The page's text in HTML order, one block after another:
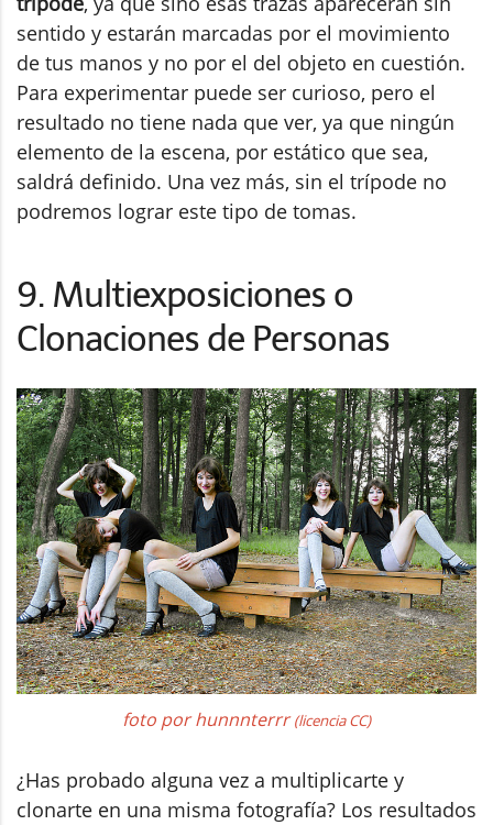
sentido y estarán marcadas por el movimiento
de tus manos y no por el del objeto en cuestión.
Para experimentar puede ser curioso, pero el
resultado no tiene nada que ver, ya que ningún
elemento de la escena, por estático que sea,
saldrá definido. Una vez más, sin el trípode no
podremos lograr este tipo de tomas.
9. Multiexposiciones o
Clonaciones de Personas
foto por hunnnterrr(licencia CC)
¿Has probado alguna vez a multiplicarte y
clonarte en una misma fotografía? Los resultados